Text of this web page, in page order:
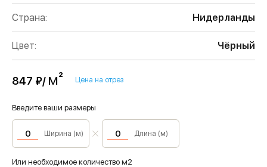
Страна: Нидерланды
Цвет: Чёрный
847 ₽/ м² Цена на отрез
Введите ваши размеры
Ширина (м) Длина (м)
Или необходимое количество м2